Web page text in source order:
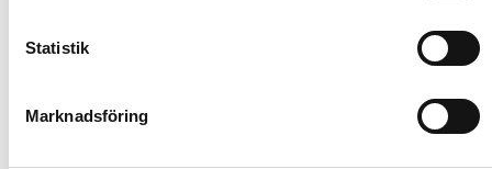
Statistik
Marknadsföring
aircondition samt modernt badrum med dusch.
Galleri